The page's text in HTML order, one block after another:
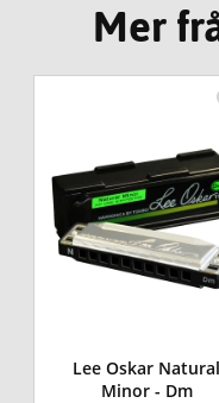
Mer
Lee Oskar Natural
Minor - Dm